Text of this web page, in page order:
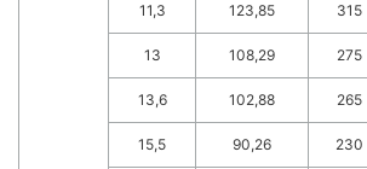
11,3 123,85 315
13 108,29 275
13,6 102,88 265
15,5 90,26 230